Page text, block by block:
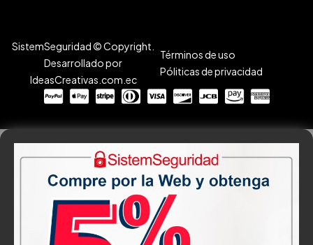
SistemSeguridad © Copyright.
Desarrollado por
IdeasCreativas.com.ec
Términos de uso
Póliticas de privacidad